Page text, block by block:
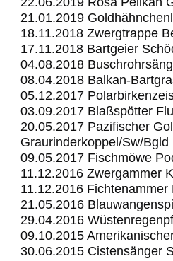
21.01.2019
18.11.2018 Zwergtrappe
17.11.2018 Bartgeier
04.08.2018
08.04.2018 Balkan-
05.12.2017
03.09.2017 Blaßspötter
20.05.2017 Pazifischer
Graurinderkoppel/Sw/Bgld
09.05.2017 Fischmöwe
11.12.2016 Zwergammer
11.12.2016
21.05.2016
29.04.2016
09.10.2015
30.06.2015 Cistensänger